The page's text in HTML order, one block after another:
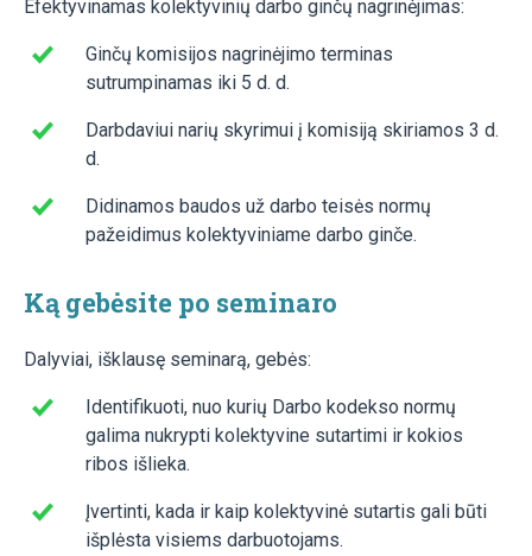
Efektyvinamas kolektyvinių darbo ginčų nagrinėjimas:
Ginčų komisijos nagrinėjimo terminas
sutrumpinamas iki 5 d. d.
Darbdaviui narių skyrimui į komisiją skiriamos 3 d.
d.
Didinamos baudos už darbo teisės normų
pažeidimus kolektyviniame darbo ginče.
Ką gebėsite po seminaro
Dalyviai, išklausę seminarą, gebės:
Identifikuoti, nuo kurių Darbo kodekso normų
galima nukrypti kolektyvine sutartimi ir kokios
ribos išlieka.
Įvertinti, kada ir kaip kolektyvinė sutartis gali būti
išplėsta visiems darbuotojams.